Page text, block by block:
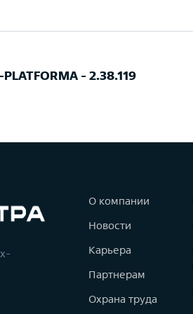
PLATFORMA - 2.38.119
О компании
Новости
Карьера
Партнерам
Охрана труда